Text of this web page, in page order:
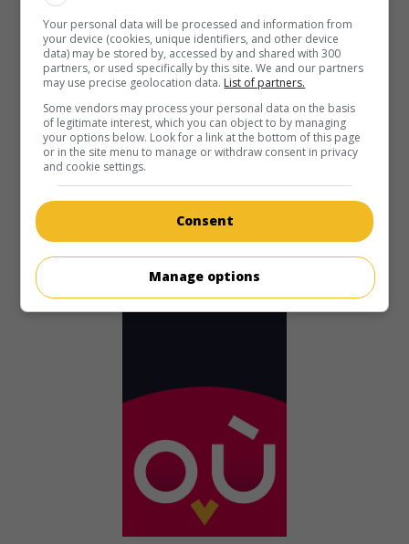
sur mes écrans
L'Aventurière du Tchad
Fr. 1953. Dramede
Jean Danet,Tania Fédor. Une femme rejoint en Afrique un
homme dont elle a causé la déchéance.
Durée:
Your personal data will be processed and information from
your device (cookies, unique identifiers, and other device
data) may be stored by, accessed by and shared with 300
partners, or used specifically by this site. We and our partners
may use precise geolocation data. List of partners.
Some vendors may process your personal data on the basis
of legitimate interest, which you can object to by managing
your options below. Look for a link at the bottom of this page
or in the site menu to manage or withdraw consent in privacy
and cookie settings.
Consent
Manage options